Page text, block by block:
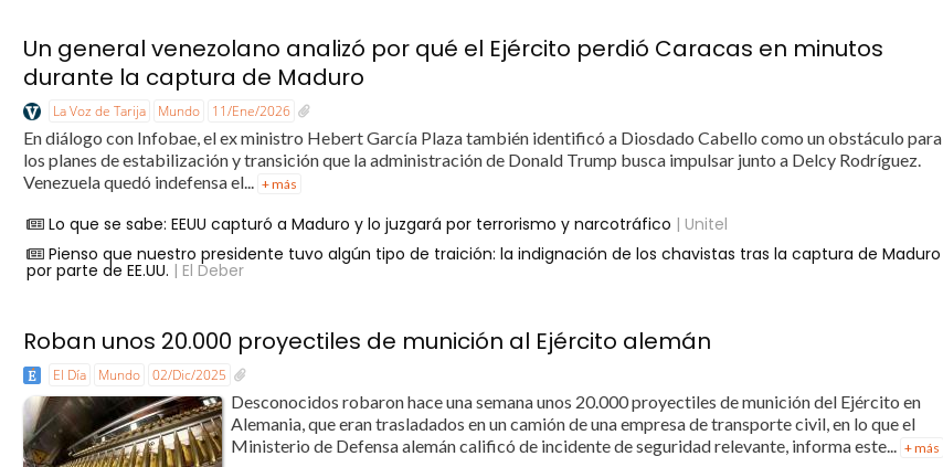
Un general venezolano analizó por qué el Ejército perdió Caracas en minutos
durante la captura de Maduro
La Voz de Tarija Mundo 11/Ene/2026
En diálogo con Infobae, el ex ministro Hebert García Plaza también identificó a Diosdado Cabello como un obstáculo para
los planes de estabilización y transición que la administración de Donald Trump busca impulsar junto a Delcy Rodríguez.
Venezuela quedó indefensa el... + más
Lo que se sabe: EEUU capturó a Maduro y lo juzgará por terrorismo y narcotráfico | Unitel
Pienso que nuestro presidente tuvo algún tipo de traición: la indignación de los chavistas tras la captura de Maduro
por parte de EE.UU. | El Deber
Roban unos 20.000 proyectiles de munición al Ejército alemán
El Día Mundo 02/Dic/2025
Desconocidos robaron hace una semana unos 20.000 proyectiles de munición del Ejército en
Alemania, que eran trasladados en un camión de una empresa de transporte civil, en lo que el
Ministerio de Defensa alemán calificó de incidente de seguridad relevante, informa este...
+ más